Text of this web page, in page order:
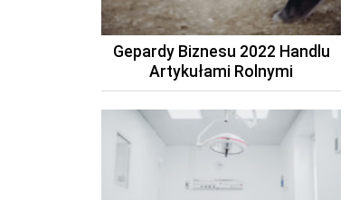
Gepardy Biznesu 2022 Handlu
Artykułami Rolnymi